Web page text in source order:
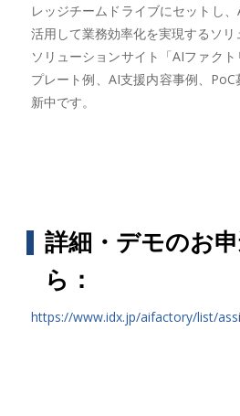
レッジチームドライブにセットし
活用して業務効率化を実現するソリ
ソリューションサイト「AIファク
プレート例、AI支援内容事例、
新中です。
詳細・デモのお
ら：
https://www.idx.jp/aifactory/list/